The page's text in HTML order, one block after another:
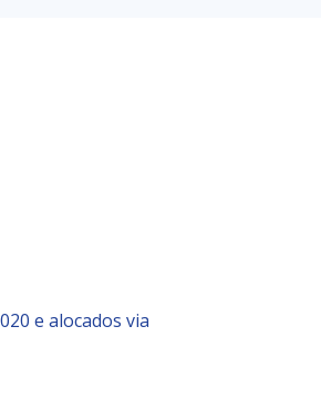
e alocados via